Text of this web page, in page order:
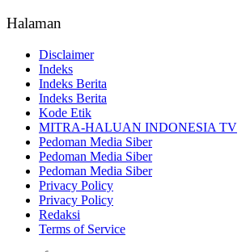
Halaman
Disclaimer
Indeks
Indeks Berita
Indeks Berita
Kode Etik
MITRA-HALUAN INDONESIA TV
Pedoman Media Siber
Pedoman Media Siber
Pedoman Media Siber
Privacy Policy
Privacy Policy
Redaksi
Terms of Service